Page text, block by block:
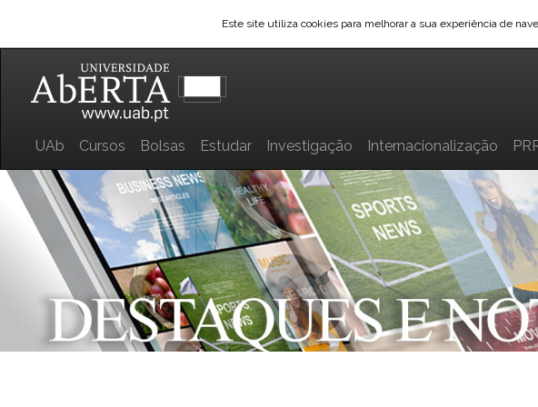
Este site utiliza cookies para melhorar a sua experiência de
UAb Cursos Bolsas Estudar Investigação Internacionalização